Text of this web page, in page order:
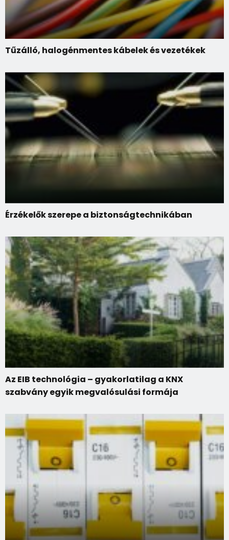
Tűzálló, halogénmentes kábelek és vezetékek
Érzékelők szerepe a biztonságtechnikában
Az EIB technológia – gyakorlatilag a KNX
szabvány egyik megvalósulási formája